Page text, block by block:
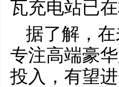
瓦充电站已在
据了解，
专注高端豪
投入，有望